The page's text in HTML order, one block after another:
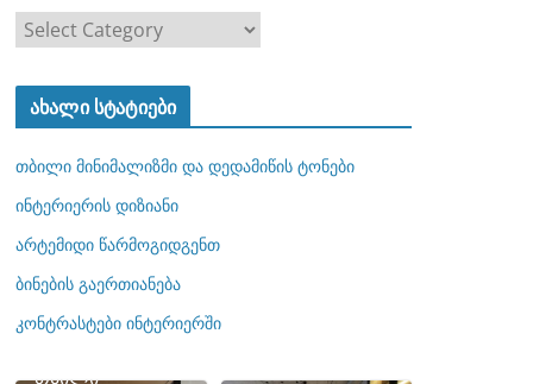
ტ
ო
რ
ბ
ი
ახალი სტატიები
თბილი მინიმალიზმი და დედამიწის ტონები
ინტერიერის დიზიანი
არტემიდი წარმოგიდგენთ
ბინების გაერთიანება
კონტრასტები ინტერიერში
თბილი